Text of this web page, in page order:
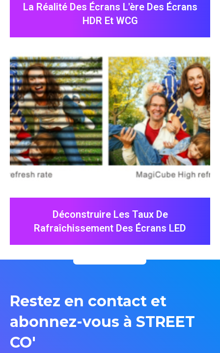
La Réalité Des Écrans L'ère Des Écrans
HDR Et WCG
Déconstruire Les Taux De
Rafraîchissement Des Écrans LED
Restez en contact et
abonnez-vous à STREET
CO'